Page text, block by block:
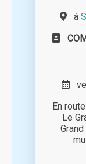
à
En
Le